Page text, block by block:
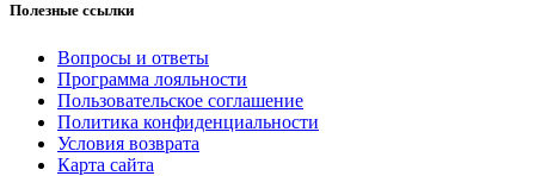
Полезные ссылки
Вопросы и ответы
Программа лояльности
Пользовательское соглашение
Политика конфиденциальности
Условия возврата
Карта сайта